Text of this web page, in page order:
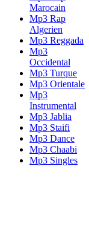
Marocain
Mp3 Rap
Algerien
Mp3 Reggada
Mp3
Occidental
Mp3 Turque
Mp3 Orientale
Mp3
Instrumental
Mp3 Jablia
Mp3 Staifi
Mp3 Dance
Mp3 Chaabi
Mp3 Singles